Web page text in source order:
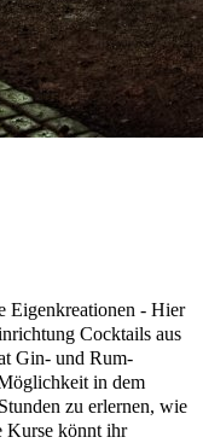
Eigenkreationen - Hier
Cocktails aus
Gin- und Rum-
in dem
zu erlernen, wie
Kurse könnt ihr